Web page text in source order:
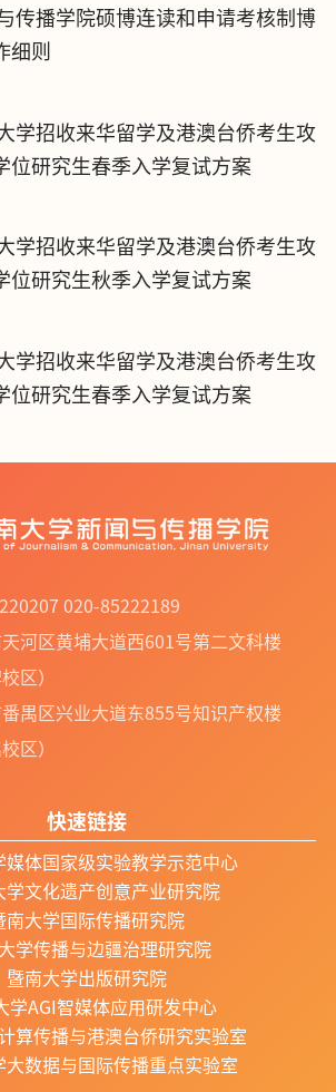
传播学院硕博连读和申请考核制博
细则
学招收来华留学及港澳台侨考生攻
位研究生春季入学复试方案
学招收来华留学及港澳台侨考生攻
位研究生秋季入学复试方案
学招收来华留学及港澳台侨考生攻
位研究生春季入学复试方案
020-85222189
河区黄埔大道西601号第二文科楼
区）
禺区兴业大道东855号知识产权楼
区）
快速链接
媒体国家级实验教学示范中心
学文化遗产创意产业研究院
南大学国际传播研究院
学传播与边疆治理研究院
暨南大学出版研究院
学AGI智媒体应用研发中心
算传播与港澳台侨研究实验室
大数据与国际传播重点实验室